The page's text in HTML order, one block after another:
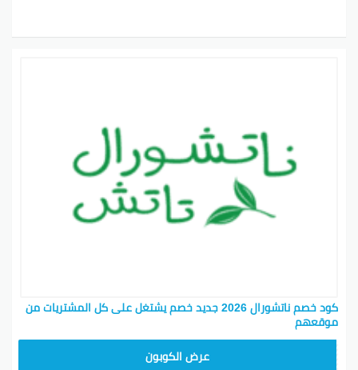
كود خصم ناتشورال 2026 جديد خصم يشتغل على كل المشتريات من
موقعهم
عرض الكوبون